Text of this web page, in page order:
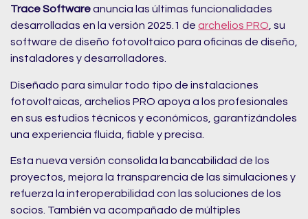
Trace Softwareanuncia las últimas funcionalidades
desarrolladas en la versión 2025.1 de archelios PRO, su
software de diseño fotovoltaico para oficinas de diseño,
instaladores y desarrolladores.
Diseñado para simular todo tipo de instalaciones
fotovoltaicas, archelios PRO apoya a los profesionales
en sus estudios técnicos y económicos, garantizándoles
una experiencia fluida, fiable y precisa.
Esta nueva versión consolida la bancabilidad de los
proyectos, mejora la transparencia de las simulaciones y
refuerza la interoperabilidad con las soluciones de los
socios. También va acompañado de múltiples